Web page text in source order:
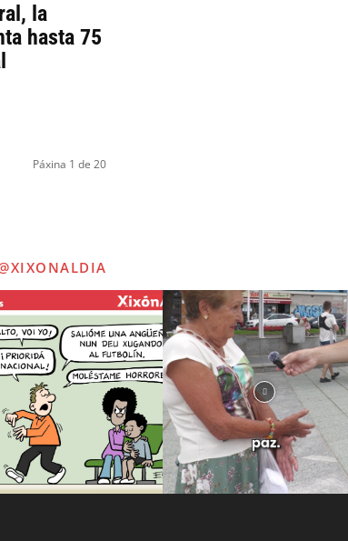
la
hasta 75
Páxina 1 de 20